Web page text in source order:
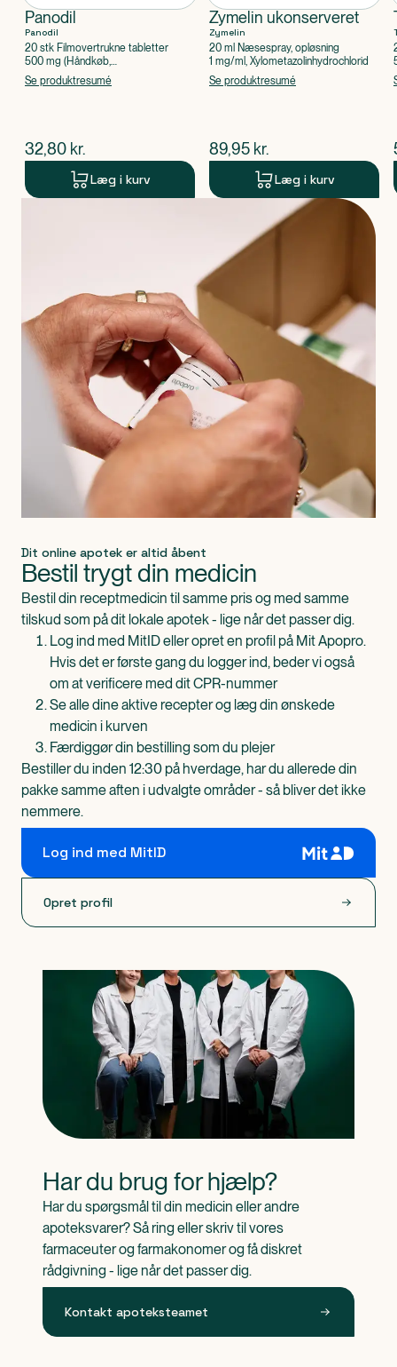
Panodil
Panodil
20 stk Filmovertrukne tabletter
500 mg (Håndkøb,
apoteksforbeholdt), Paracetamol
Se produktresumé
$nuværende pris
32,80 kr.
Læg i kurv
Zymelin ukonserveret
Zymelin
20 ml Næsespray, opløsning
1 mg/ml, Xylometazolinhydrochlorid
Se produktresumé
$nuværende pris
89,95 kr.
Læg i kurv
Dit online apotek er altid åbent
Bestil trygt din medicin
Bestil din receptmedicin til samme pris og med samme
tilskud som på dit lokale apotek - lige når det passer dig.
Log ind med MitID eller opret en profil på Mit Apopro.
Hvis det er første gang du logger ind, beder vi også
om at verificere med dit CPR-nummer
Se alle dine aktive recepter og læg din ønskede
medicin i kurven
Færdiggør din bestilling som du plejer
Bestiller du inden 12:30 på hverdage, har du allerede din
pakke samme aften i udvalgte områder - så bliver det ikke
nemmere.
Log ind med MitID
Opret profil
Har du brug for hjælp?
Har du spørgsmål til din medicin eller andre
apoteksvarer? Så ring eller skriv til vores
farmaceuter og farmakonomer og få diskret
rådgivning - lige når det passer dig.
Kontakt apoteksteamet